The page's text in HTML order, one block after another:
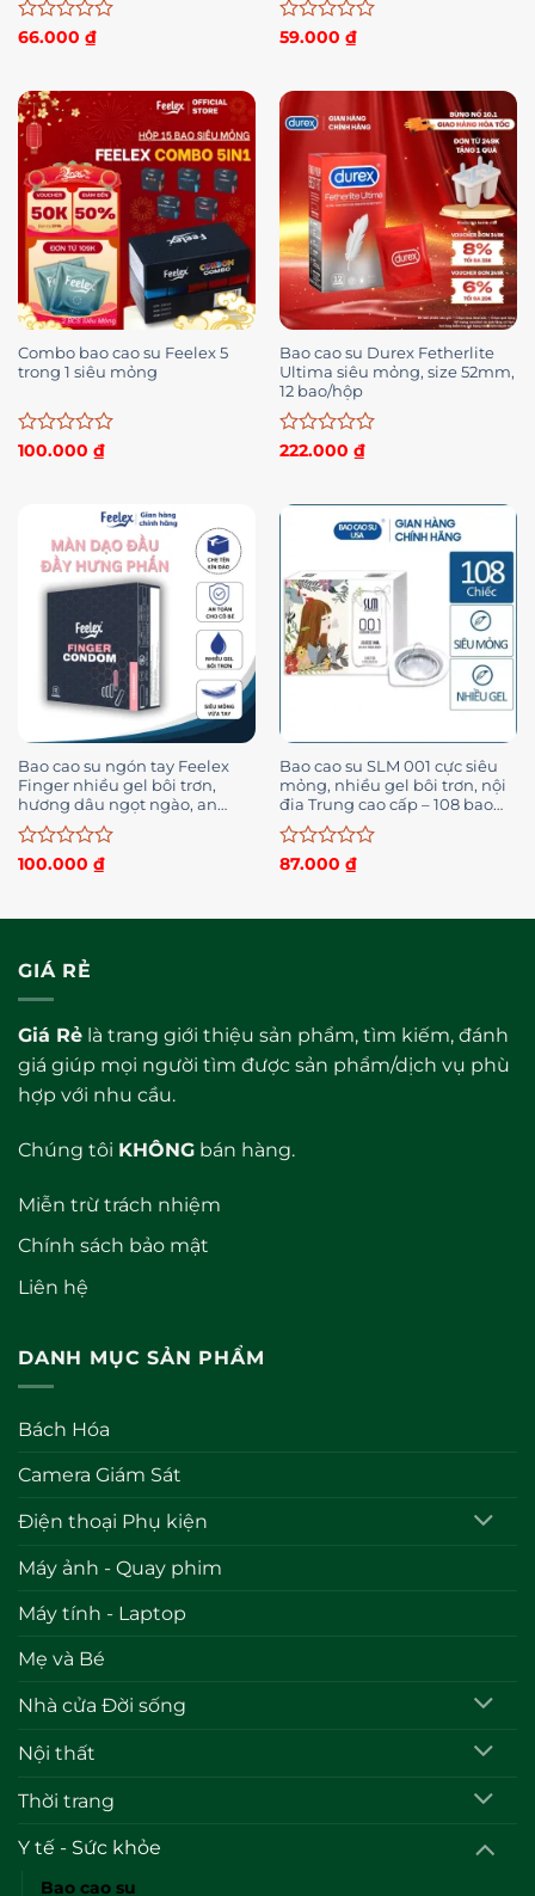
Được
0
5
sao
66.000 ₫
Được
0
5
sao
59.000 ₫
Combo bao cao su Feelex 5
trong 1 siêu mỏng
Được
100.000 ₫
Bao cao su Durex Fetherlite
Ultima siêu mỏng, size 52mm,
12 bao/hộp
Được
0
222.000 ₫
Bao cao su ngón tay Feelex
Finger nhiều gel bôi trơn,
hương dâu ngọt ngào, an
toàn, chân thật – hộp 12 chiếc
Được
0
100.000 ₫
Bao cao su SLM 001 cực siêu
mỏng, nhiều gel bôi trơn, nội
đia Trung cao cấp – 108 bao
(Có bán lẻ)
Được
0
87.000 ₫
GIÁ RẺ
Giá Rẻ là trang giới thiệu sản phẩm, tìm kiếm, đánh
giá giúp mọi người tìm được sản phẩm/dịch vụ phù
hợp với nhu cầu.
Chúng tôi KHÔNG bán hàng.
Miễn trừ trách nhiệm
Chính sách bảo mật
Liên hệ
DANH MỤC SẢN PHẨM
Bách Hóa
Camera Giám Sát
Điện thoại Phụ kiện
Máy ảnh - Quay phim
Máy tính - Laptop
Mẹ và Bé
Nhà cửa Đời sống
Nội thất
Thời trang
Y tế - Sức khỏe
Bao cao su